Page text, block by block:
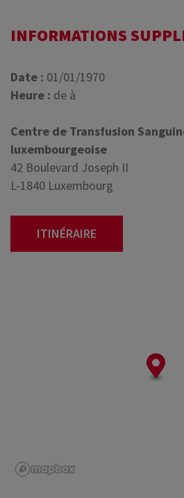
INFORMATIONS
Date : 01/01/1970
Heure : de à
Centre de Transfusion
luxembourgeoise
42 Boulevard Joseph II
L-1840 Luxembourg
ITINÉRAIRE